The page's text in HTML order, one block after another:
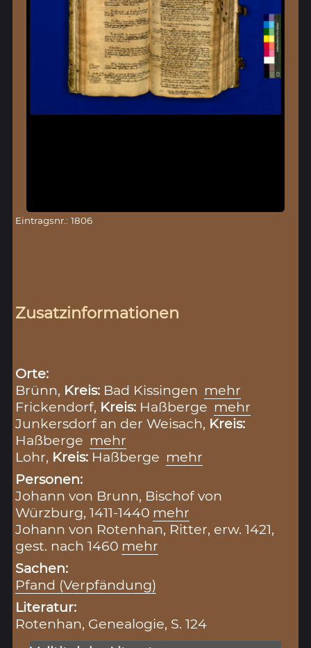
Eintragsnr.: 1806
Zusatzinformationen
Orte:
Brünn, Kreis: Bad Kissingen mehr
Frickendorf, Kreis: Haßberge mehr
Junkersdorf an der Weisach, Kreis:
Haßberge mehr
Lohr, Kreis: Haßberge mehr
Personen:
Johann von Brunn, Bischof von
Würzburg, 1411-1440 mehr
Johann von Rotenhan, Ritter, erw. 1421,
gest. nach 1460 mehr
Sachen:
Pfand (Verpfändung)
Literatur:
Rotenhan, Genealogie, S. 124